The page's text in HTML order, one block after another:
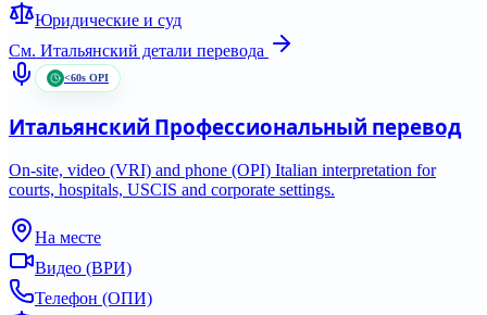
Юридические и суд
См. Итальянский детали перевода
<60s OPI
Итальянский Профессиональный перевод
On-site, video (VRI) and phone (OPI) Italian interpretation for
courts, hospitals, USCIS and corporate settings.
На месте
Видео (ВРИ)
Телефон (ОПИ)